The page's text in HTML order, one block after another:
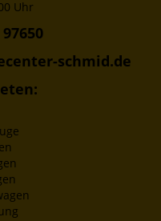
Uhr
schmid.de